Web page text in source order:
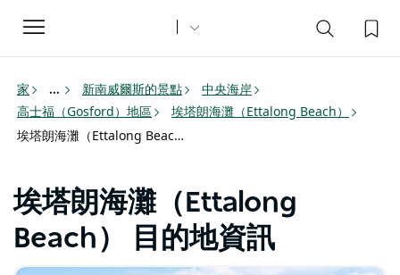
Toggle
navigation
家 ... 新南威爾斯的景點
中央海岸
高士福（Gosford）地區
埃塔朗海灘（Ettalong Beach）
埃塔朗海灘（Ettalong Beach） 目的地資訊
埃塔朗海灘（Ettalong
Beach） 目的地資訊